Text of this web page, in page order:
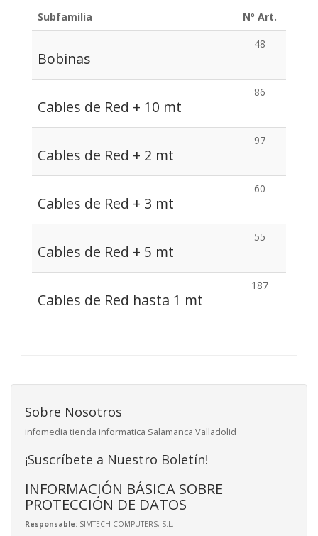
Subfamilia Nº Art.
Bobinas
48
Cables de Red + 10 mt
86
Cables de Red + 2 mt
97
Cables de Red + 3 mt
60
Cables de Red + 5 mt
55
Cables de Red hasta 1 mt
187
Sobre Nosotros
infomedia tienda informatica Salamanca Valladolid
¡Suscríbete a Nuestro Boletín!
INFORMACIÓN BÁSICA SOBRE
PROTECCIÓN DE DATOS
Responsable: SIMTECH COMPUTERS, S.L.